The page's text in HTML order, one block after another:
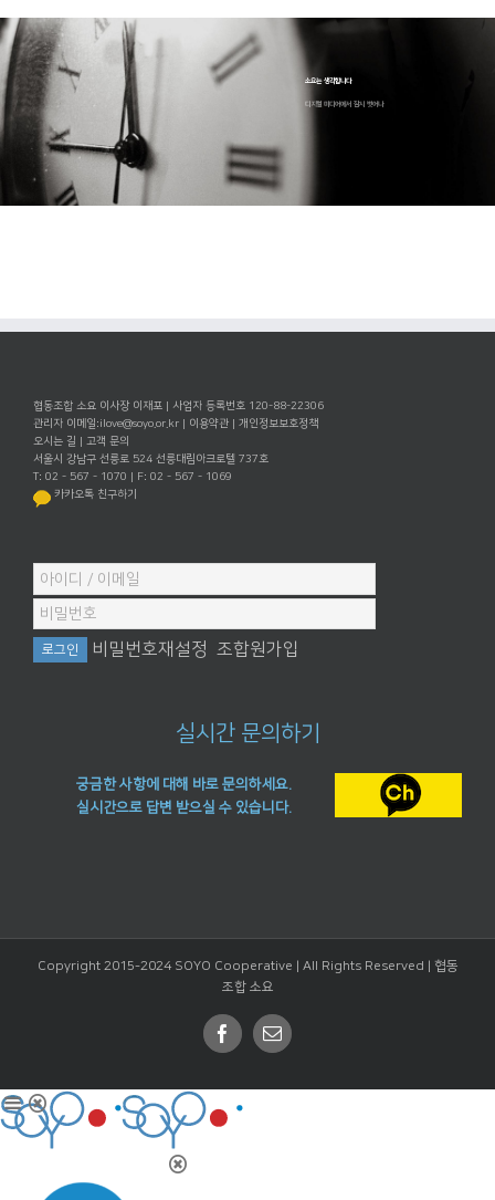
소요는 생각합니다
디지털 미디어에서 잠시 벗어나
협동조합 소요 이사장 이재포 | 사업자 등록번호 120-88-22306
관리자 이메일:ilove@soyo.or.kr | 이용약관 | 개인정보보호정책
오시는 길 | 고객 문의
서울시 강남구 선릉로 524 선릉대림아크로텔 737호
T: 02 - 567 - 1070 | F: 02 - 567 - 1069
카카오톡 친구하기
비밀번호재설정 조합원가입
실시간 문의하기
궁금한 사항에 대해 바로 문의하세요.
실시간으로 답변 받으실 수 있습니다.
Copyright 2015-2024 SOYO Cooperative | All Rights Reserved | 협동
조합 소요
Facebook
Email